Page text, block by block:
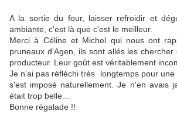
A la sortie du four, laisser refroidir et
ambiante, c'est là que c'est le meilleur.
Merci à Céline et Michel qui nous ont
pruneaux d'Agen, ils sont allés les chercher
producteur. Leur goût est véritablement
Je n'ai pas réfléchi très longtemps pour une
s'est imposé naturellement. Je n'en avais
était trop belle...
Bonne régalade !!